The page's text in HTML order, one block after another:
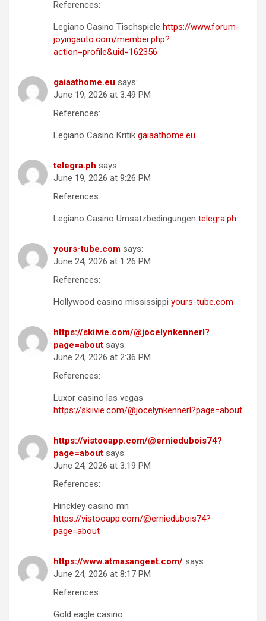
References:
Legiano Casino Tischspiele https://www.forum-
joyingauto.com/member.php?
action=profile&uid=162356
gaiaathome.eu says:
June 19, 2026 at 3:49 PM
References:
Legiano Casino Kritik gaiaathome.eu
telegra.ph says:
June 19, 2026 at 9:26 PM
References:
Legiano Casino Umsatzbedingungen telegra.ph
yours-tube.com says:
June 24, 2026 at 1:26 PM
References:
Hollywood casino mississippi yours-tube.com
https://skiivie.com/@jocelynkennerl?
page=about says:
June 24, 2026 at 2:36 PM
References:
Luxor casino las vegas
https://skiivie.com/@jocelynkennerl?page=about
https://vistooapp.com/@erniedubois74?
page=about says:
June 24, 2026 at 3:19 PM
References:
Hinckley casino mn
https://vistooapp.com/@erniedubois74?
page=about
https://www.atmasangeet.com/ says:
June 24, 2026 at 8:17 PM
References:
Gold eagle casino